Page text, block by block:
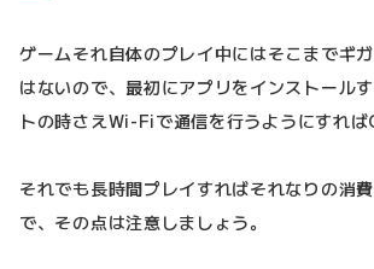
ゲームそれ自体のプレイ中にはそこまでギ
はないので、最初にアプリをインストール
トの時さえWi-Fiで通信を行うようにすれば
それでも長時間プレイすればそれなりの消
で、その点は注意しましょう。